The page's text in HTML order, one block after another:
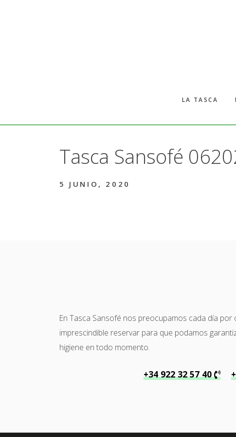
LA TASCA
Tasca Sansofé
5 JUNIO, 2020
En Tasca Sansofé nos preocupamos cada día
imprescindible reservar para que podamos
higiene en todo momento.
+34 922 32 57 40